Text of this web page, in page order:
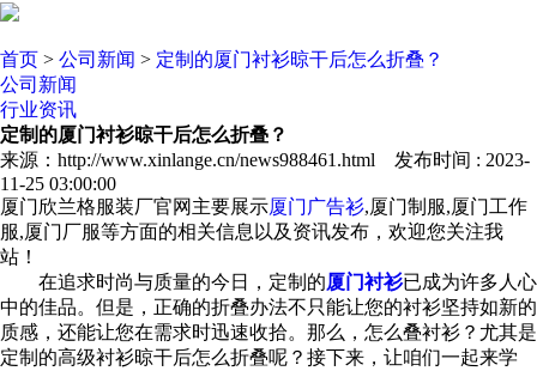
首页 > 公司新闻 > 定制的厦门衬衫晾干后怎么折叠？
公司新闻
行业资讯
定制的厦门衬衫晾干后怎么折叠？
来源：http://www.xinlange.cn/news988461.html 发布时间 : 2023-
11-25 03:00:00
厦门欣兰格服装厂官网主要展示厦门广告衫,厦门制服,厦门工作
服,厦门厂服等方面的相关信息以及资讯发布，欢迎您关注我
站！
在追求时尚与质量的今日，定制的厦门衬衫已成为许多人心
中的佳品。但是，正确的折叠办法不只能让您的衬衫坚持如新的
质感，还能让您在需求时迅速收拾。那么，怎么叠衬衫？尤其是
定制的高级衬衫晾干后怎么折叠呢？接下来，让咱们一起来学